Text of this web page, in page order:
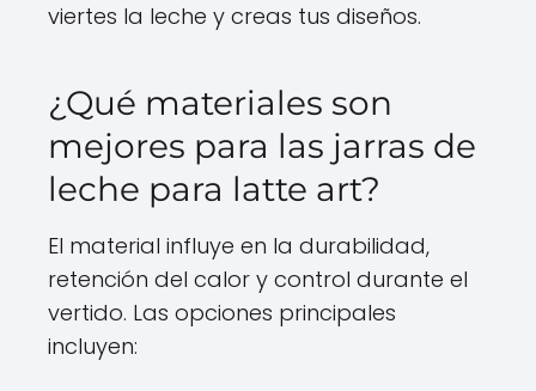
viertes la leche y creas tus diseños.
¿Qué materiales son
mejores para las jarras de
leche para latte art?
El material influye en la durabilidad,
retención del calor y control durante el
vertido. Las opciones principales
incluyen: